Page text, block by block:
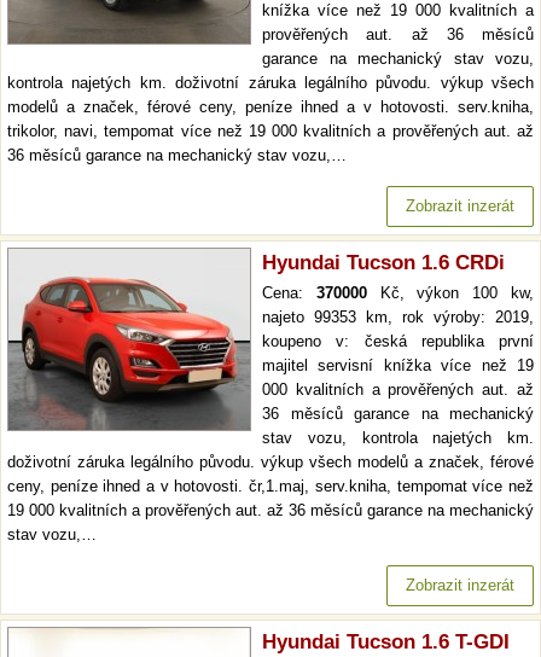
knížka více než 19 000 kvalitních a
prověřených aut. až 36 měsíců
garance na mechanický stav vozu,
kontrola najetých km. doživotní záruka legálního původu. výkup všech
modelů a značek, férové ceny, peníze ihned a v hotovosti. serv.kniha,
trikolor, navi, tempomat více než 19 000 kvalitních a prověřených aut. až
36 měsíců garance na mechanický stav vozu,…
Zobrazit inzerát
Hyundai Tucson 1.6 CRDi
Cena: 370000Kč, výkon 100 kw,
najeto 99353 km, rok výroby: 2019,
koupeno v: česká republika první
majitel servisní knížka více než 19
000 kvalitních a prověřených aut. až
36 měsíců garance na mechanický
stav vozu, kontrola najetých km.
doživotní záruka legálního původu. výkup všech modelů a značek, férové
ceny, peníze ihned a v hotovosti. čr,1.maj, serv.kniha, tempomat více než
19 000 kvalitních a prověřených aut. až 36 měsíců garance na mechanický
stav vozu,…
Zobrazit inzerát
Hyundai Tucson 1.6 T-GDI